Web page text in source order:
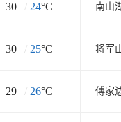
30 / 24°C 南山
30 / 25°C 将军
29 / 26°C 傅家